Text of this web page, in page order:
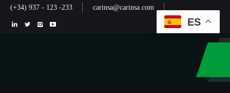
(+34) 937 - 123 -233 carinsa@carinsa.com
ES